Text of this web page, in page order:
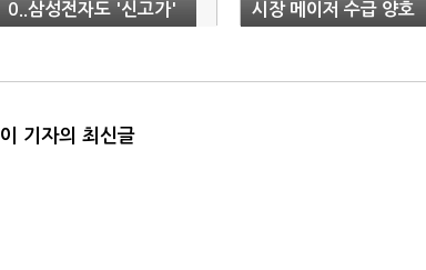
0..삼성전자도 '신고가'
시장 메이저 수급 양호
이 기자의 최신글